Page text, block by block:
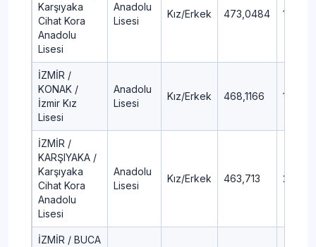
Karşıyaka
Cihat Kora
Anadolu
Lisesi
Anadolu
Lisesi
Kız/Erkek 473,0484 1,4
İZMİR /
KONAK /
İzmir Kız
Lisesi
Anadolu
Lisesi
Kız/Erkek 468,1166 1,8
İZMİR /
KARŞIYAKA /
Karşıyaka
Cihat Kora
Anadolu
Lisesi
Anadolu
Lisesi
Kız/Erkek 463,713 2,25
İZMİR / BUCA